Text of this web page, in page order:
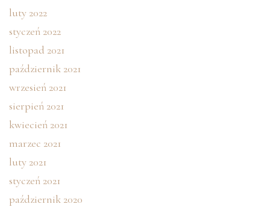
luty 2022
styczeń 2022
listopad 2021
październik 2021
wrzesień 2021
sierpień 2021
kwiecień 2021
marzec 2021
luty 2021
styczeń 2021
październik 2020